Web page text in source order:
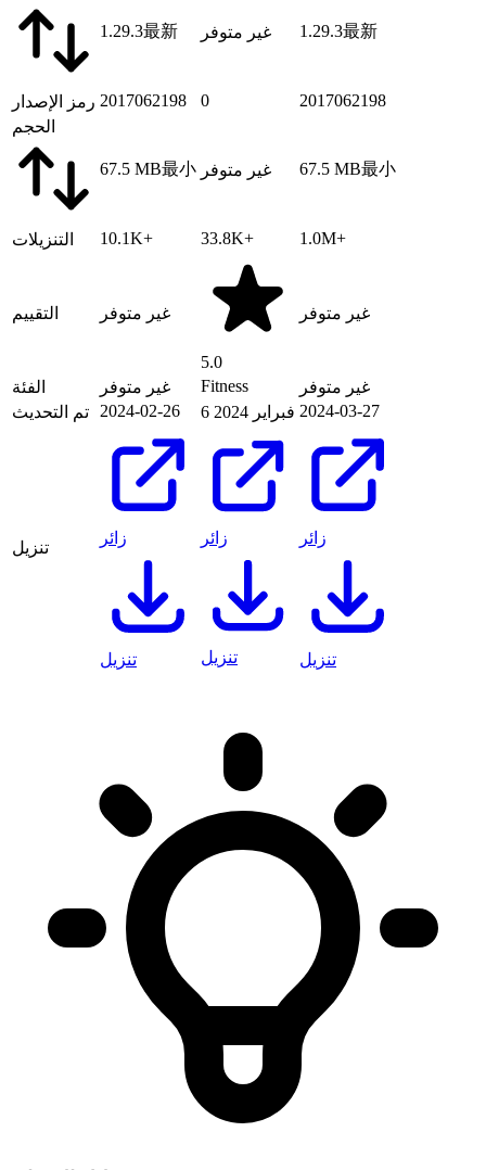
1.29.3最新 غير متوفر 1.29.3最新
رمز الإصدار 2017062198 0
2017062198
الحجم
67.5 MB最小 غير متوفر 67.5 MB最小
التنزيلات 10.1K+ 33.8K+ 1.0M+
التقييم غير متوفر
5.0
غير متوفر
الفئة غير متوفر Fitness
غير متوفر
تم التحديث
2024-02-26 6 فبراير 2024 2024-03-27
تنزيل
زائر
تنزيل
زائر
تنزيل
زائر
تنزيل